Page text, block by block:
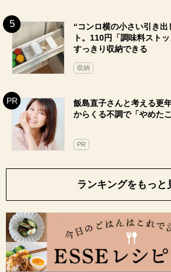
“コンロ横の小さい引き
ト。110円「調味料スト
すっきり収納できる
収納
飯島直子さんと考える更
からくる不調で「やめた
PR
ランキングをもっと